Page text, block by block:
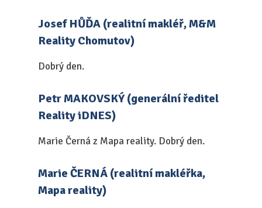
Josef HŮĎA (realitní makléř, M&M
Reality Chomutov)
Dobrý den.
Petr MAKOVSKÝ (generální ředitel
Reality iDNES)
Marie Černá z Mapa reality. Dobrý den.
Marie ČERNÁ (realitní makléřka,
Mapa reality)